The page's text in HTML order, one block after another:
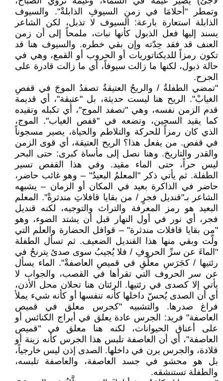
وتمطر "أحلامَا في زمنِ السيوفِ الذابلةْ". والسيوف
الذابلة استعارة بارعة: السيوف لا تذبل، لكن الشاعر
يسند إليها فعل الذبول كأنها نبات، ملمحاً إلى أن زمن
العنف قد فقد حِدّته وإن بقي خطره. والسيوف هنا قد
تكون رمزاً للديكتاتوريات أو الحروب أو القمع، وهي في
حالة ذبول، لكنها ما زالت سيوفاً، أي ما زالت قادرة على
الجرح.
"تمضي الطفلةُ / والريحُ العتيقةُ تصفدُ الموجَ في قفصِ
الغيابْ". الريح هنا ليست حديثة، بل "عتيقة"، أي قديمة
قدم الزمن نفسه، وهي "تصفد الموج"، أي تكبله وتقيده
كما يقيد السجين، وتضعه في "قفص الغياب". الموج،
الذي كان رمزاً للحركة والتلاطم والحياة، يصير مسجوناً
في قفص. من يفعل هذا؟ الريح العتيقة، أي قوى الزمن
والقدر والتاريخ. وهنا نصل إلى مأساة كبرى: حتى البحر
ليس حراً، حتى الماء مقيد. وفي هذا القفص تسير
الطفلة. ثم يأتي ذكر "المعلمُ البعيدُ" – وهو غائب حاضر،
حاضر في الذاكرة بعيد في المكان أو الزمان – يشبهه
الشاعر بـ"قنديل فجرٍ / من بقايا قافلاتِ مندثرةْ". المعلم
البعيد هو رمز المعرفة والتراث والتوجيه، لكنه قنديل
فجر، أي نور في أول النهار قبل أن يشتد الضوء، وهو
"من بقايا قافلات مندثرة" – قوافل الحضارة والعلم التي
ولّت وبقي منها هذا القنديل الضعيف. ثم تسأل الطفلة
"الماءَ عن سرِّ الحروفِ / فلا يُجيبُ سوى صدىً يترنحُ في
رئتيها / كجَرَسِ معلَّقِ في قميصِ العاصفةْ". الماء يسأل
عن سر الحروف التي تقرأها في القصب، والجواب لا
يأتي إلا كصدى في رئتيها. الرئتان هنا تحلان محل الأذن،
أي أن الصدى يُحسّ داخلها كأنه تنفسها أو كأنه شيء يملأ
فراغ صدرها. والتشبيه "كجرس معلق في قميص
العاصفة" فريد: الجرس عادة يعلق في أبراج الكنائس أو
على أعناق الحيوانات، لكنه هنا معلق في "قميص
العاصفة"، أي أن العاصفة تلبس هذا الجرس كأنه زينة أو
قلادة، والجرس يرن في داخلها. الصدى إذن ليس خارجياً،
بل هو محشو في جسد العاصفة، والعاصفة تلبسه،
والطفلة تستنشقه.